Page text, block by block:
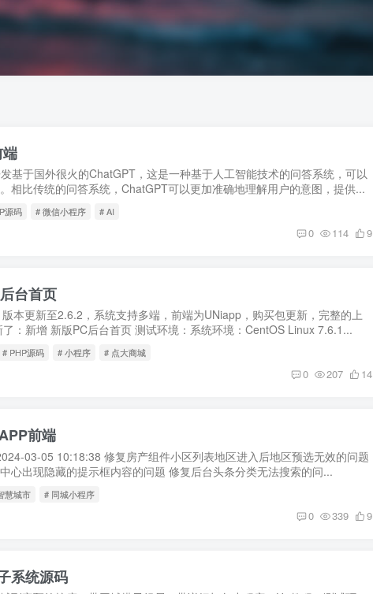
基于国外很火的ChatGPT，这是一种基于人工智能技术的问答系统，可以
相比传统的问答系统，ChatGPT可以更加准确地理解用户的意图，提供...
源码 # 微信小程序 # AI
0 114 9
台首页
本更新至2.6.2，系统支持多端，前端为UNiapp，购买包更新，完整的上
：新增 新版PC后台首页 测试环境：系统环境：CentOS Linux 7.6.1...
# PHP源码 # 小程序 # 点大商城
0 207 14
前端
03-05 10:18:38 修复房产组件小区列表地区进入后地区预选无效的问题
心出现隐藏的提示框内容的问题 修复后台头条分类无法搜索的问...
慧城市 # 同城小程序
0 339 9
系统源码